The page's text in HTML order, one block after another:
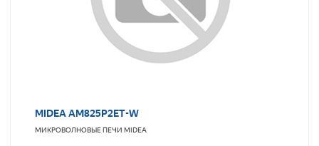
MIDEA AM825P2ET-W
МИКРОВОЛНОВЫЕ ПЕЧИ MIDEA